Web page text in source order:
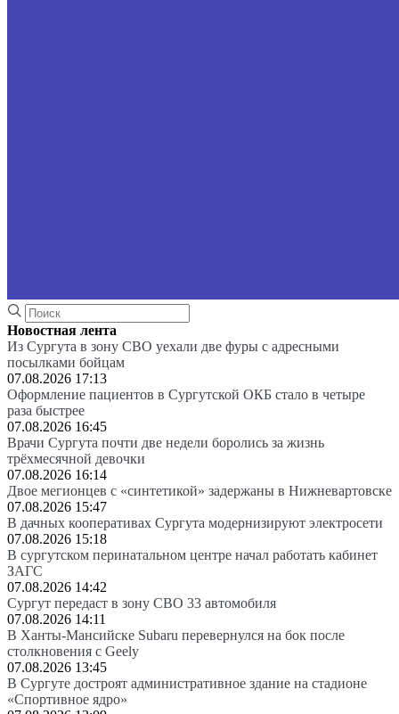
Новостная лента
Из Сургута в зону СВО уехали две фуры с адресными
посылками бойцам
07.08.2026 17:13
Оформление пациентов в Сургутской ОКБ стало в четыре
раза быстрее
07.08.2026 16:45
Врачи Сургута почти две недели боролись за жизнь
трёхмесячной девочки
07.08.2026 16:14
Двое мегионцев с «синтетикой» задержаны в Нижневартовске
07.08.2026 15:47
В дачных кооперативах Сургута модернизируют электросети
07.08.2026 15:18
В сургутском перинатальном центре начал работать кабинет
ЗАГС
07.08.2026 14:42
Сургут передаст в зону СВО 33 автомобиля
07.08.2026 14:11
В Ханты-Мансийске Subaru перевернулся на бок после
столкновения с Geely
07.08.2026 13:45
В Сургуте достроят административное здание на стадионе
«Спортивное ядро»